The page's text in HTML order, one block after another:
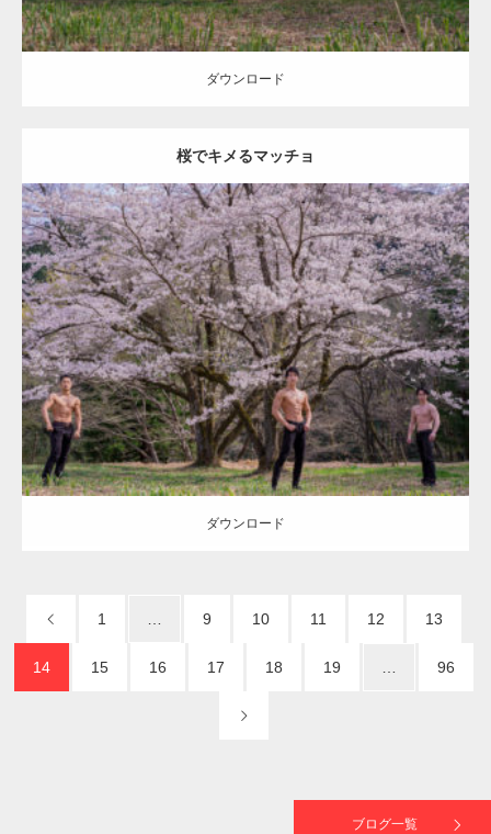
ダウンロード
桜でキメるマッチョ
Update:2022.08.20
Category:桜とマッチョ kaichanAKIHITO(細マッチョ) SOSUKE 外資
系筋肉 腹筋
ダウンロード
ダウンロード
1 9 10 11 12 13
14 15 16 17 18 19 96
ブログ一覧
【YouTube】マッチョフリー素材メンバーが
ギネス世界記録…
【TV】TBS番組「ひるおび」にてマッスルプ
ラスが紹介されま…
TOKYO FMラジオ番組「ONE MORNING」
で紹介さ…
た（6/8放送）